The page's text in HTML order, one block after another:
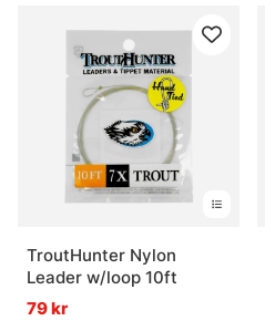
TroutHunter Nylon
Leader w/loop 10ft
79 kr